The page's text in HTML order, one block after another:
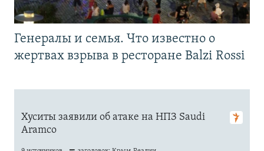
Генералы и семья. Что известно о
жертвах взрыва в ресторане Balzi Rossi